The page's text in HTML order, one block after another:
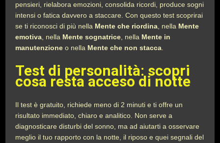
pensieri, rielabora emozioni, consolida ricordi, produce sogni
intensi o fatica davvero a staccare. Con questo test scoprirai
se ti riconosci di più nella Mente che riordina , nella Mente
emotiva , nella Mente sognatrice , nella Mente in
manutenzione o nella Mente che non stacca
Test di personalità: scopri
cosa resta acceso di notte
Il test è gratuito, richiede meno di 2 minuti e ti offre un
risultato immediato, chiaro e analitico. Non serve a
diagnosticare disturbi del sonno, ma ad aiutarti a osservare
meglio il tuo rapporto con la notte, il riposo e quei segnali del